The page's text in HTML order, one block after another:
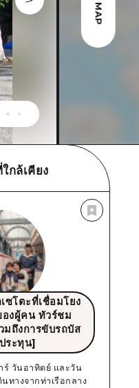
MAP
กล้เคียง
เซโตะที่เชื่อมโยง
งผู้คน ทัวร์ชม
มถึงการขับรถบัส
ระทุน]
ร์ วันอาทิตย์ และวัน
ทางจากท่าเรือกลาง